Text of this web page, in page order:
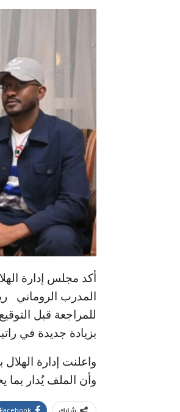
أكد مجلس إدارة
المدرب الروماني
للمراجعة قبل
بزيادة جديدة في
واعلنت إدارة
وأن الملف يُدار بما